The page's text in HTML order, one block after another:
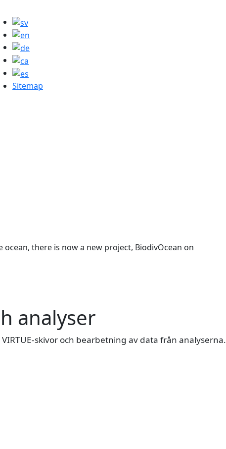
Sitemap
there is now a new project, BiodivOcean on
analyser
skivor och bearbetning av data från analyserna.